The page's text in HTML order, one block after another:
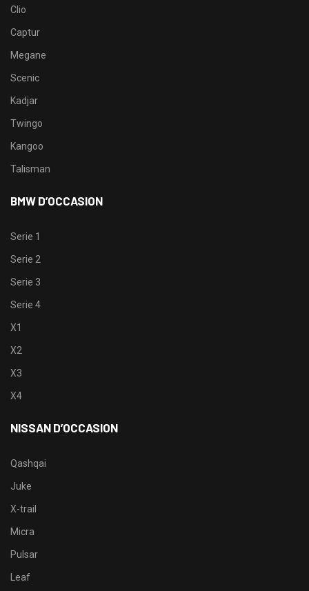
Clio
Captur
Megane
Scenic
Kadjar
Twingo
Kangoo
Talisman
BMW D’OCCASION
Serie 1
Serie 2
Serie 3
Serie 4
X1
X2
X3
X4
NISSAN D’OCCASION
Qashqai
Juke
X-trail
Micra
Pulsar
Leaf